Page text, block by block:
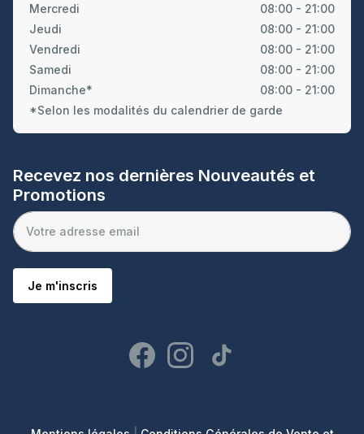
Mercredi
08:00 - 21:00
Jeudi
08:00 - 21:00
Vendredi
08:00 - 21:00
Samedi
08:00 - 21:00
Dimanche*
08:00 - 21:00
*Selon les modalités du calendrier de garde
Recevez nos dernières Nouveautés et
Promotions
Je m'inscris